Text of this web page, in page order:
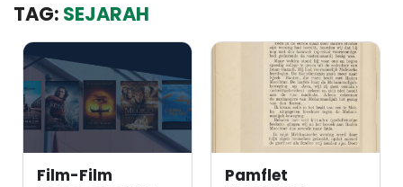
TAG: SEJARAH
Film-Film
Pamflet